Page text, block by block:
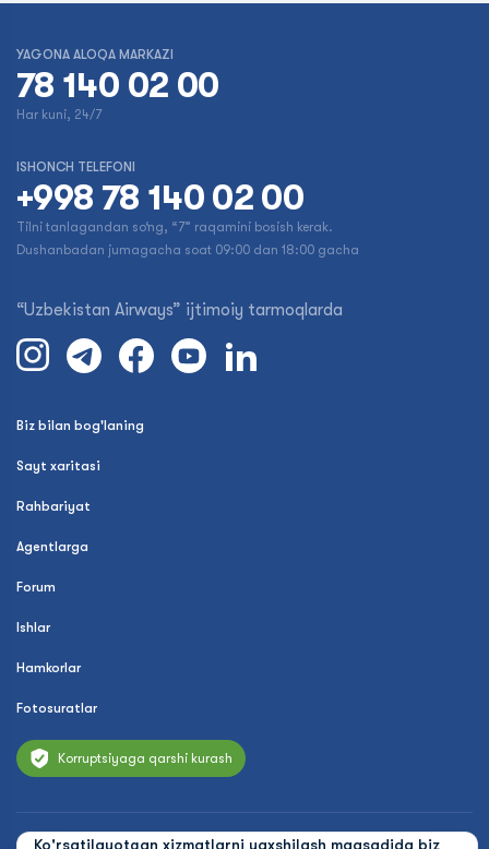
Ko'rsatilayotgan xizmatlarni yaxshilash maqsadida biz
YAGONA ALOQA MARKAZI
78 140 02 00
Har kuni, 24/7
ISHONCH TELEFONI
+998 78 140 02 00
Tilni tanlagandan so‘ng, “7” raqamini bosish kerak.
Dushanbadan jumagacha soat 09:00 dan 18:00 gacha
“Uzbekistan Airways” ijtimoiy tarmoqlarda
Biz bilan bog'laning
Sayt xaritasi
Rahbariyat
Agentlarga
Forum
Ishlar
Hamkorlar
Fotosuratlar
Korruptsiyaga qarshi kurash
© 2026 Uzbekistan Airways